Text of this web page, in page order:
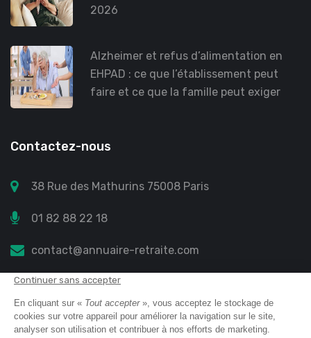
2026
Alzheimer et refus d’alimentation en
EHPAD : ce que l’établissement peut
faire et ce que la famille peut exiger
Contactez-nous
38 Rue des Mathurins 75008 Paris
01 82 88 22 18
contact@annuaire-retraite.com